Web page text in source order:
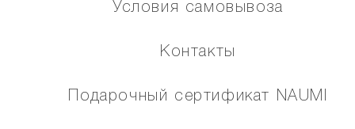
Условия самовывоза
Контакты
Подарочный сертификат NAUMI